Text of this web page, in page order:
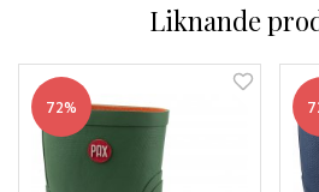
Liknande
72%